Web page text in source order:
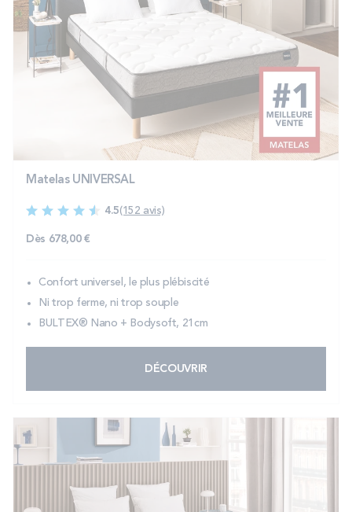
Matelas UNIVERSAL
4.5(152 avis)
Dès 678,00 €
Confort universel, le plus plébiscité
Ni trop ferme, ni trop souple
BULTEX® Nano + Bodysoft, 21cm
DÉCOUVRIR